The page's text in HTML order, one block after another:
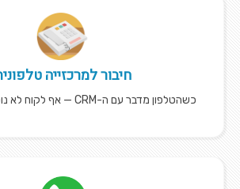
חיבור למרכזייה
כשהטלפון מדבר עם ה-CRM — אף לקוח לא נופל בין הכיסאות...